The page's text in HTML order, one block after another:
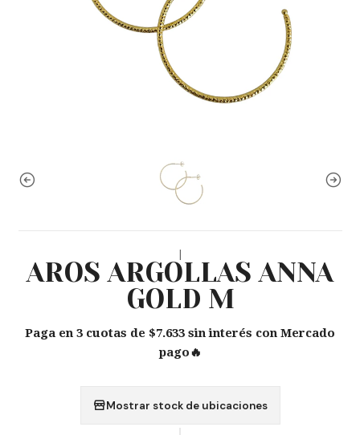
|
AROS ARGOLLAS ANNA
GOLD M
Paga en 3 cuotas de $7.633 sin interés con Mercado
pago🔥
Mostrar stock de ubicaciones